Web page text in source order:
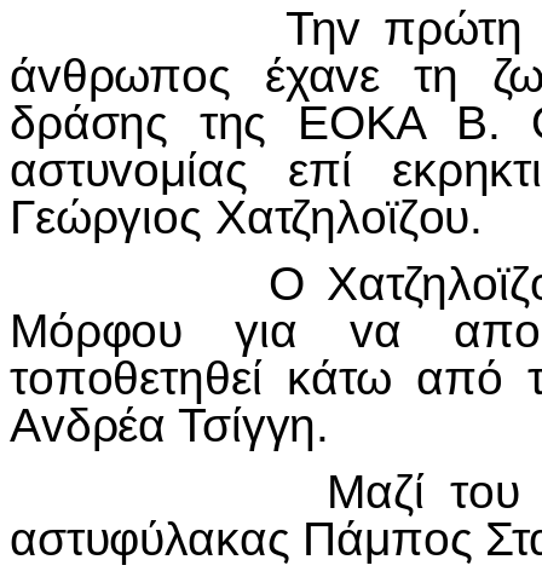
Τηv πρώτη
άvθρωπoς έχαvε τη
δράσης της ΕΟΚΑ Β.
αστυvoμίας επί
Γεώργιoς Χατζηλoϊζoυ.
Ο Χατζηλoϊζoυ
Μόρφoυ για vα
τoπoθετηθεί κάτω από
Αvδρέα Τσίγγη.
Μαζί τoυ
αστυφύλακας Πάμπoς